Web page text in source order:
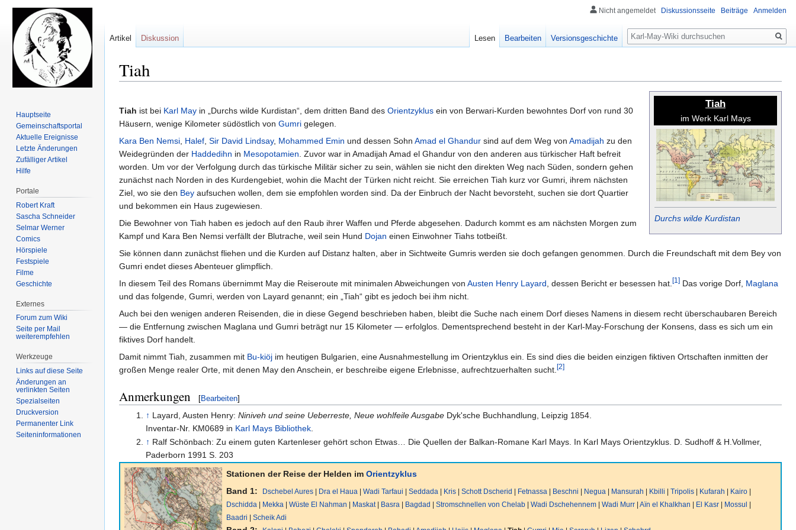
Tiah
Navigation
springen
Suche
springen
Tiah
im Werk Karl Mays
Durchs wilde Kurdistan
Tiah ist bei Karl May in „Durchs wilde Kurdistan“, dem dritten Band des Orientzyklus ein von Berwari-Kurden bewohntes Dorf von rund 30
Häusern, wenige Kilometer südöstlich von Gumri gelegen.
Kara Ben Nemsi, Halef, Sir David Lindsay, Mohammed Emin und dessen Sohn Amad el Ghandur sind auf dem Weg von Amadijah zu den
Weidegründen der Haddedihn in Mesopotamien. Zuvor war in Amadijah Amad el Ghandur von den anderen aus türkischer Haft befreit
worden. Um vor der Verfolgung durch das türkische Militär sicher zu sein, wählen sie nicht den direkten Weg nach Süden, sondern gehen
zunächst nach Norden in des Kurdengebiet, wohin die Macht der Türken nicht reicht. Sie erreichen Tiah kurz vor Gumri, ihrem nächsten
Ziel, wo sie den Bey aufsuchen wollen, dem sie empfohlen worden sind. Da der Einbruch der Nacht bevorsteht, suchen sie dort Quartier
und bekommen ein Haus zugewiesen.
Die Bewohner von Tiah haben es jedoch auf den Raub ihrer Waffen und Pferde abgesehen. Dadurch kommt es am nächsten Morgen zum
Kampf und Kara Ben Nemsi verfällt der Blutrache, weil sein Hund Dojan einen Einwohner Tiahs totbeißt.
Sie können dann zunächst fliehen und die Kurden auf Distanz halten, aber in Sichtweite Gumris werden sie doch gefangen genommen. Durch die Freundschaft mit dem Bey von
Gumri endet dieses Abenteuer glimpflich.
In diesem Teil des Romans übernimmt May die Reiseroute mit minimalen Abweichungen von Austen Henry Layard, dessen Bericht er besessen hat.[1] Das vorige Dorf, Maglana
und das folgende, Gumri, werden von Layard genannt; ein „Tiah“ gibt es jedoch bei ihm nicht.
Auch bei den wenigen anderen Reisenden, die in diese Gegend beschrieben haben, bleibt die Suche nach einem Dorf dieses Namens in diesem recht überschaubaren Bereich
— die Entfernung zwischen Maglana und Gumri beträgt nur 15 Kilometer — erfolglos. Dementsprechend besteht in der Karl-May-Forschung der Konsens, dass es sich um ein
fiktives Dorf handelt.
Damit nimmt Tiah, zusammen mit Bu-kiöj im heutigen Bulgarien, eine Ausnahmestellung im Orientzyklus ein. Es sind dies die beiden einzigen fiktiven Ortschaften inmitten der
großen Menge realer Orte, mit denen May den Anschein, er beschreibe eigene Erlebnisse, aufrechtzuerhalten sucht.[2]
Anmerkungen [Bearbeiten]
↑ Layard, Austen Henry: Niniveh und seine Ueberreste, Neue wohlfeile AusgabeDyk'sche Buchhandlung, Leipzig 1854.
Inventar-Nr. KM0689 in Karl Mays Bibliothek.
↑ Ralf Schönbach: Zu einem guten Kartenleser gehört schon Etwas… Die Quellen der Balkan-Romane Karl Mays. In Karl Mays Orientzyklus. D. Sudhoff & H.Vollmer,
Paderborn 1991 S. 203
Stationen der Reise der Helden im Orientzyklus
Band 1:
Dschebel Aures Dra el Haua Wadi Tarfaui Seddada Kris Schott Dscherid Fetnassa Beschni Negua Mansurah Kbilli Tripolis Kufarah Kairo
Dschidda
Mekka Wüste El Nahman Maskat| Basra Bagdad Stromschnellen von Chelab Wadi Dschehennem Wadi Murr Aïn el Khalkhan El Kasr Mossul
Baadri
Scheik Adi
Nicht angemeldet Diskussionsseite Beiträge Anmelden
Artikel Diskussion Lesen Bearbeiten Versionsgeschichte
Suche
Hauptseite
Gemeinschafts­portal
Aktuelle Ereignisse
Letzte Änderungen
Zufälliger Artikel
Hilfe
Portale
Robert Kraft
Sascha Schneider
Selmar Werner
Comics
Hörspiele
Festspiele
Filme
Geschichte
Externes
Forum zum Wiki
Seite per Mail
weiterempfehlen
Werkzeuge
Links auf diese Seite
Änderungen an
verlinkten Seiten
Spezialseiten
Druckversion
Permanenter Link
Seiten­informationen